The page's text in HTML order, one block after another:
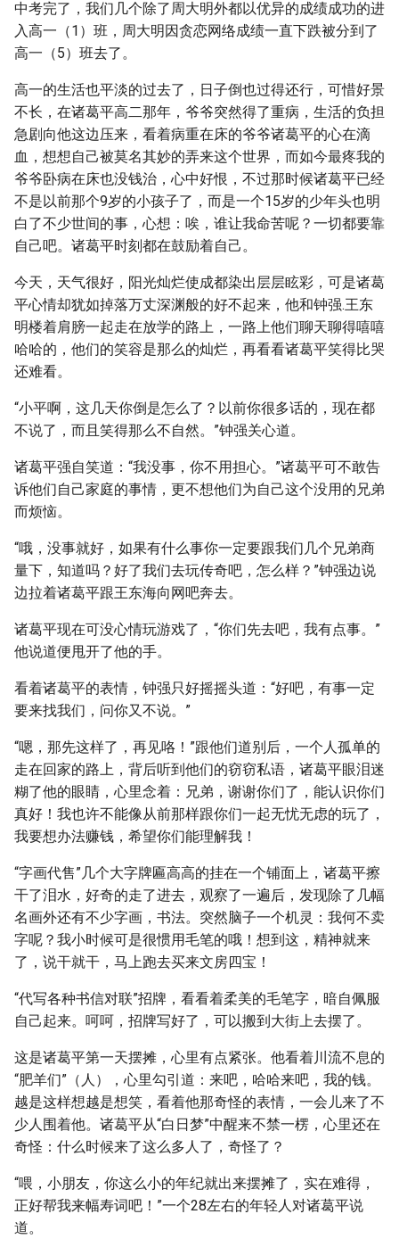
中考完了，我们几个除了周大明外都以优异的成绩成功的进
入高一（1）班，周大明因贪恋网络成绩一直下跌被分到了
高一（5）班去了。
高一的生活也平淡的过去了，日子倒也过得还行，可惜好景
不长，在诸葛平高二那年，爷爷突然得了重病，生活的负担
急剧向他这边压来，看着病重在床的爷爷诸葛平的心在滴
血，想想自己被莫名其妙的弄来这个世界，而如今最疼我的
爷爷卧病在床也没钱治，心中好恨，不过那时候诸葛平已经
不是以前那个9岁的小孩子了，而是一个15岁的少年头也明
白了不少世间的事，心想：唉，谁让我命苦呢？一切都要靠
自己吧。诸葛平时刻都在鼓励着自己。
今天，天气很好，阳光灿烂使成都染出层层眩彩，可是诸葛
平心情却犹如掉落万丈深渊般的好不起来，他和钟强.王东
明楼着肩膀一起走在放学的路上，一路上他们聊天聊得嘻嘻
哈哈的，他们的笑容是那么的灿烂，再看看诸葛平笑得比哭
还难看。
“小平啊，这几天你倒是怎么了？以前你很多话的，现在都
不说了，而且笑得那么不自然。”钟强关心道。
诸葛平强自笑道：“我没事，你不用担心。”诸葛平可不敢告
诉他们自己家庭的事情，更不想他们为自己这个没用的兄弟
而烦恼。
“哦，没事就好，如果有什么事你一定要跟我们几个兄弟商
量下，知道吗？好了我们去玩传奇吧，怎么样？”钟强边说
边拉着诸葛平跟王东海向网吧奔去。
诸葛平现在可没心情玩游戏了，“你们先去吧，我有点事。”
他说道便甩开了他的手。
看着诸葛平的表情，钟强只好摇摇头道：“好吧，有事一定
要来找我们，问你又不说。”
“嗯，那先这样了，再见咯！”跟他们道别后，一个人孤单的
走在回家的路上，背后听到他们的窃窃私语，诸葛平眼泪迷
糊了他的眼睛，心里念着：兄弟，谢谢你们了，能认识你们
真好！我也许不能像从前那样跟你们一起无忧无虑的玩了，
我要想办法赚钱，希望你们能理解我！
“字画代售”几个大字牌匾高高的挂在一个铺面上，诸葛平擦
干了泪水，好奇的走了进去，观察了一遍后，发现除了几幅
名画外还有不少字画，书法。突然脑子一个机灵：我何不卖
字呢？我小时候可是很惯用毛笔的哦！想到这，精神就来
了，说干就干，马上跑去买来文房四宝！
“代写各种书信对联”招牌，看看着柔美的毛笔字，暗自佩服
自己起来。呵呵，招牌写好了，可以搬到大街上去摆了。
这是诸葛平第一天摆摊，心里有点紧张。他看着川流不息的
“肥羊们”（人），心里勾引道：来吧，哈哈来吧，我的钱。
越是这样想越是想笑，看着他那奇怪的表情，一会儿来了不
少人围着他。诸葛平从“白日梦”中醒来不禁一楞，心里还在
奇怪：什么时候来了这么多人了，奇怪了？
“喂，小朋友，你这么小的年纪就出来摆摊了，实在难得，
正好帮我来幅寿词吧！”一个28左右的年轻人对诸葛平说
道。